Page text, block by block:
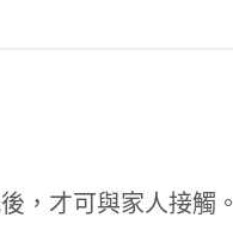
，才可與家人接觸。